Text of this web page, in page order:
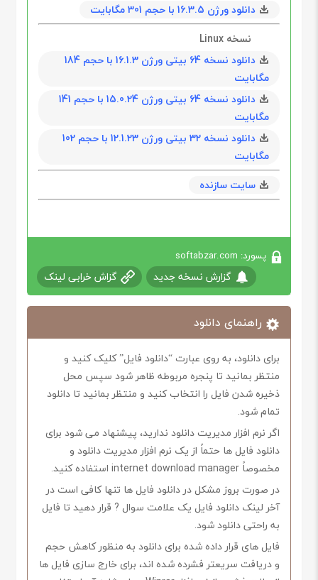
دانلود ورژن 16.3.5 با حجم 301 مگابايت
نسخه Linux
دانلود نسخه 64 بیتی ورژن 16.1.3 با حجم 184
مگابايت
دانلود نسخه 64 بیتی ورژن 15.0.24 با حجم 141
مگابايت
دانلود نسخه 32 بیتی ورژن 12.1.23 با حجم 102
مگابايت
سایت سازنده
پسورد: softabzar.com
گزارش نسخه جدید گزاش خرابی لینک
راهنمای دانلود
برای دانلود، به روی عبارت “دانلود فایل” کلیک کنید و
منتظر بمانید تا پنجره مربوطه ظاهر شود سپس محل
ذخیره شدن فایل را انتخاب کنید و منتظر بمانید تا دانلود
تمام شود.
اگر نرم افزار مدیریت دانلود ندارید، پیشنهاد می شود برای
دانلود فایل ها حتماً از یک نرم افزار مدیریت دانلود و
مخصوصاً internet download manager استفاده کنید.
در صورت بروز مشکل در دانلود فایل ها تنها کافی است در
آخر لینک دانلود فایل یک علامت سوال ? قرار دهید تا فایل
به راحتی دانلود شود.
فایل های قرار داده شده برای دانلود به منظور کاهش حجم
و دریافت سریعتر فشرده شده اند، برای خارج سازی فایل ها